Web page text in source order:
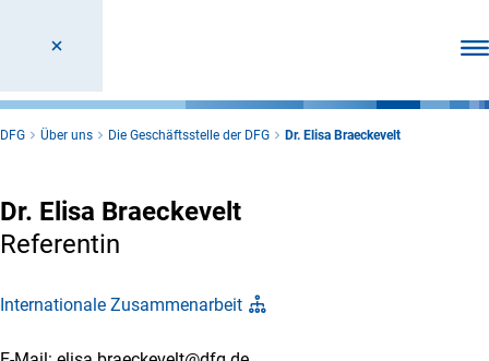
DFG Über uns Die Geschäftsstelle der DFG Dr. Elisa Braeckevelt
Dr. Elisa Braeckevelt
Referentin
Internationale Zusammenarbeit